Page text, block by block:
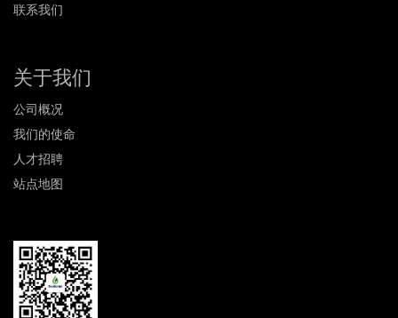
联系我们
关于我们
公司概况
我们的使命
人才招聘
站点地图